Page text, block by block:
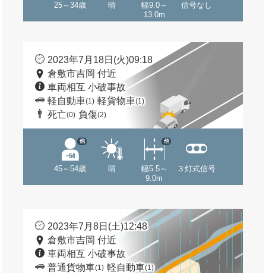
25～34歳 晴
幅9.0～
13.0m
信号なし
2023年7月18日(火)09:18
倉敷市吉岡 付近
車両相互 小破事故
軽自動車(1) 軽貨物車(1)
死亡(0) 負傷(2)
45～54歳
他
晴
幅5.5～
9.0m
他
３灯式信号
2023年7月8日(土)12:48
倉敷市吉岡 付近
車両相互 小破事故
普通貨物車(1) 軽自動車(1)